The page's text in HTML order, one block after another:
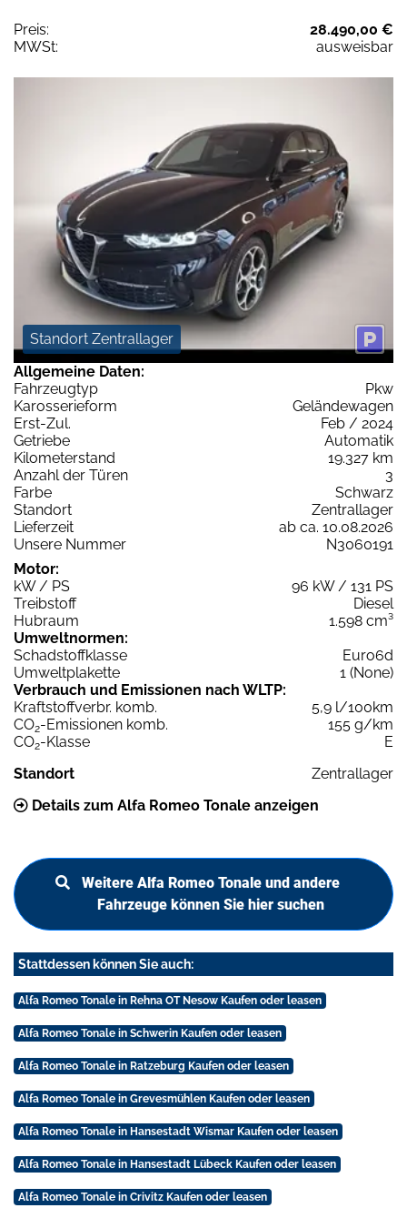
Preis:
28.490,00 €
MWSt:
ausweisbar
Standort Zentrallager
Allgemeine Daten:
Fahrzeugtyp
Pkw
Karosserieform
Geländewagen
Erst-Zul.
Feb / 2024
Getriebe
Automatik
Kilometerstand
19.327 km
Anzahl der Türen
3
Farbe
Schwarz
Standort
Zentrallager
Lieferzeit
ab ca. 10.08.2026
Unsere Nummer
N3060191
Motor:
kW / PS
96 kW / 131 PS
Treibstoff
Diesel
Hubraum
1.598 cm³
Umweltnormen:
Schadstoffklasse
Euro6d
Umweltplakette
1 (None)
Verbrauch und Emissionen nach WLTP:
Kraftstoffverbr. komb.
5,9 l/100km
CO2-Emissionen komb.
155 g/km
CO2-Klasse
E
Standort
Zentrallager
Details zum Alfa Romeo Tonale anzeigen
Weitere Alfa Romeo Tonale und andere
Fahrzeuge können Sie hier suchen
Stattdessen können Sie auch:
Alfa Romeo Tonale in Rehna OT Nesow Kaufen oder leasen
Alfa Romeo Tonale in Schwerin Kaufen oder leasen
Alfa Romeo Tonale in Ratzeburg Kaufen oder leasen
Alfa Romeo Tonale in Grevesmühlen Kaufen oder leasen
Alfa Romeo Tonale in Hansestadt Wismar Kaufen oder leasen
Alfa Romeo Tonale in Hansestadt Lübeck Kaufen oder leasen
Alfa Romeo Tonale in Crivitz Kaufen oder leasen